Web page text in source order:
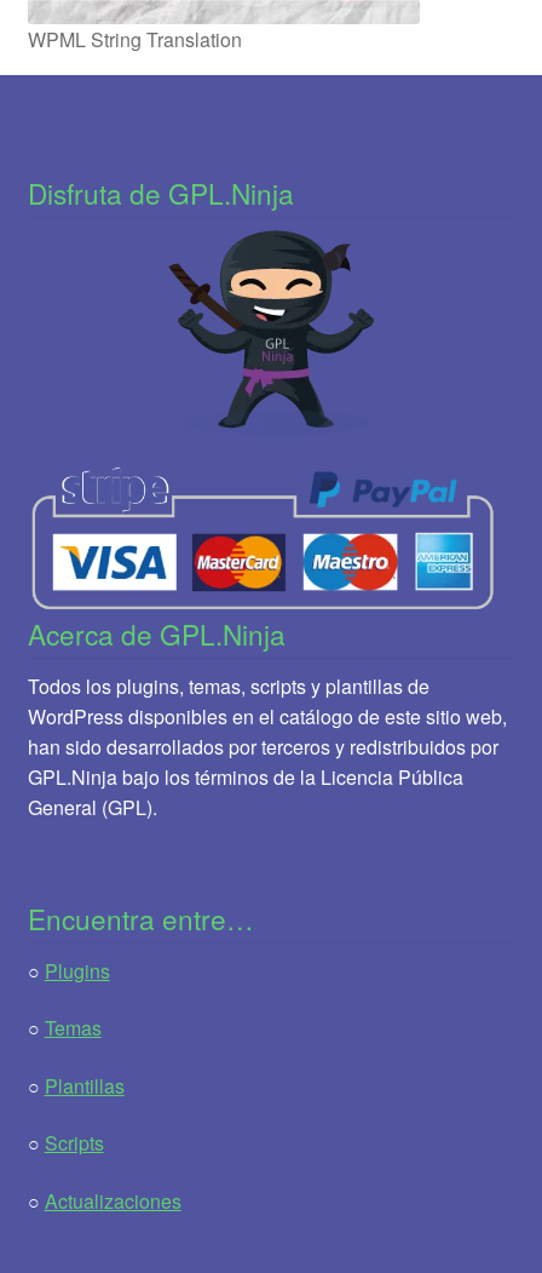
WPML String Translation
Disfruta de GPL.Ninja
Acerca de GPL.Ninja
Todos los plugins, temas, scripts y plantillas de
WordPress disponibles en el catálogo de este sitio web,
han sido desarrollados por terceros y redistribuidos por
GPL.Ninja bajo los términos de la Licencia Pública
General (GPL).
Encuentra entre…
○ Plugins
○ Temas
○ Plantillas
○ Scripts
○ Actualizaciones